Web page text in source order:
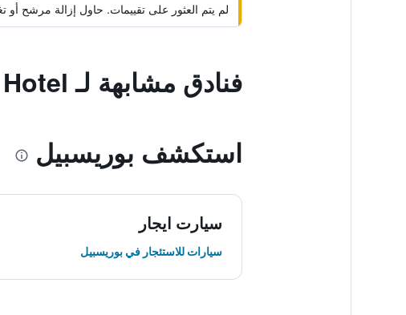
لم يتم العثور على تقييمات. حاول إزالة مرشح
فنادق مشابهة لـ Ligena Hotel
استكشف بوريسبيل
سيارت ايجار
سيارات للاستئجار في بوريسبيل